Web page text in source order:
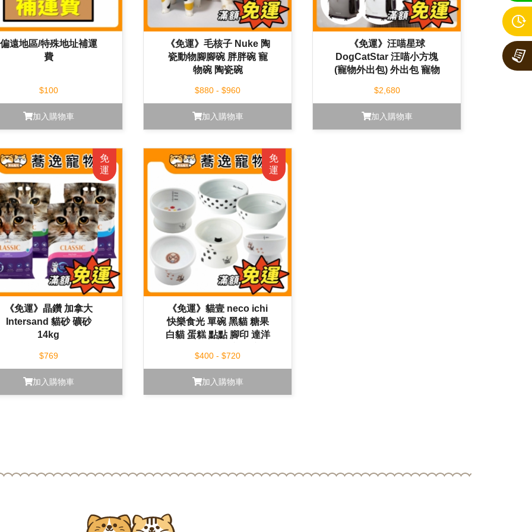
偏遠地區/特殊地址補運
費
$100
加入購物車
《免運》毛核子 Nuke 陶
瓷動物腳腳碗 胖胖碗 寵
物碗 陶瓷碗
$880 - $960
加入購物車
《免運》汪喵星球
DogCatStar 汪喵小方塊
(寵物外出包) 外出包 寵物
$2,680
加入購物車
《免運》晶鑽 加拿大
Intersand 貓砂 礦砂
14kg
$769
加入購物車
《免運》貓壹 neco ichi
快樂食光 單碗 黑貓 糖果
白貓 蛋糕 點點 腳印 達洋
$400 - $720
加入購物車